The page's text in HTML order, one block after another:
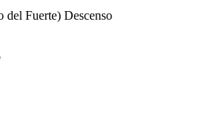
del Fuerte) Descenso